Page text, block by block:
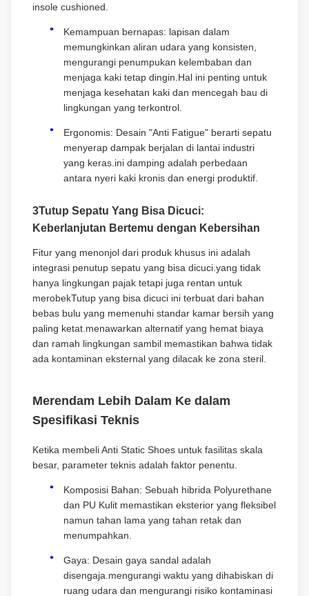
insole cushioned.
Kemampuan bernapas: lapisan dalam
memungkinkan aliran udara yang konsisten,
mengurangi penumpukan kelembaban dan
menjaga kaki tetap dingin.Hal ini penting untuk
menjaga kesehatan kaki dan mencegah bau di
lingkungan yang terkontrol.
Ergonomis: Desain "Anti Fatigue" berarti sepatu
menyerap dampak berjalan di lantai industri
yang keras.ini damping adalah perbedaan
antara nyeri kaki kronis dan energi produktif.
3Tutup Sepatu Yang Bisa Dicuci:
Keberlanjutan Bertemu dengan Kebersihan
Fitur yang menonjol dari produk khusus ini adalah
integrasi penutup sepatu yang bisa dicuci.yang tidak
hanya lingkungan pajak tetapi juga rentan untuk
merobekTutup yang bisa dicuci ini terbuat dari bahan
bebas bulu yang memenuhi standar kamar bersih yang
paling ketat.menawarkan alternatif yang hemat biaya
dan ramah lingkungan sambil memastikan bahwa tidak
ada kontaminan eksternal yang dilacak ke zona steril.
Merendam Lebih Dalam Ke dalam
Spesifikasi Teknis
Ketika membeli Anti Static Shoes untuk fasilitas skala
besar, parameter teknis adalah faktor penentu.
Komposisi Bahan: Sebuah hibrida Polyurethane
dan PU Kulit memastikan eksterior yang fleksibel
namun tahan lama yang tahan retak dan
menumpahkan.
Gaya: Desain gaya sandal adalah
disengaja.mengurangi waktu yang dihabiskan di
ruang udara dan mengurangi risiko kontaminasi